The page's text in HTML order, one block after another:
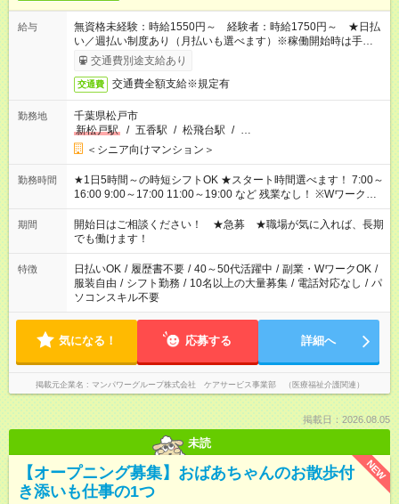
給与
無資格未経験：時給1550円～ 経験者：時給1750円～ ★日払
い／週払い制度あり（月払いも選べます）※稼働開始時は手続き
完了次第のお支払いとなります。
交通費別途支給あり
交通費 交通費全額支給※規定有
勤務地
千葉県松戸市
新松戸駅
/ 五香駅 / 松飛台駅 / …
＜シニア向けマンション＞
勤務時間
★1日5時間～の時短シフトOK ★スタート時間選べます！ 7:00～
16:00 9:00～17:00 11:00～19:00 など 残業なし！ ※Wワークの
場合、他のお仕事と合わせ週40時間超の就業はご案内できませ
ん ※法令に基づき、週20時間以上勤務は社会保険への加入対象
となります ※労働者派遣法（日雇い派遣の原則禁止）により、
短時間・短期間の就業はご案内が難しい場合があります
期間
開始日はご相談ください！ ★急募 ★職場が気に入れば、長期
でも働けます！
特徴 日払いOK / 履歴書不要 / 40～50代活躍中 / 副業・WワークOK /
服装自由 / シフト勤務 / 10名以上の大量募集 / 電話対応なし / パ
ソコンスキル不要
気になる！ 応募する 詳細へ
掲載元企業名 マンパワーグループ株式会社 ケアサービス事業部 （医療福祉介護関連）
掲載日：2026.08.05
未読
NEW
【オープニング募集】おばあちゃんのお散歩付
き添いも仕事の1つ